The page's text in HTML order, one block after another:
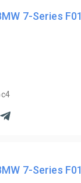
7-Series F01
7-Series F01